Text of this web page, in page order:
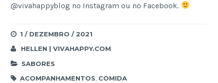
@vivahappyblog no Instagram ou no Facebook.
1 / DEZEMBRO / 2021
HELLEN | VIVAHAPPY.COM
SABORES
ACOMPANHAMENTOS COMIDA